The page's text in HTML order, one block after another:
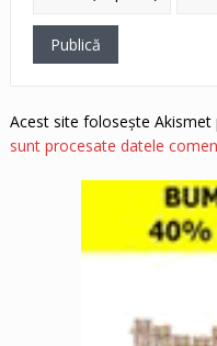
Acest site folosește Akismet
sunt procesate datele